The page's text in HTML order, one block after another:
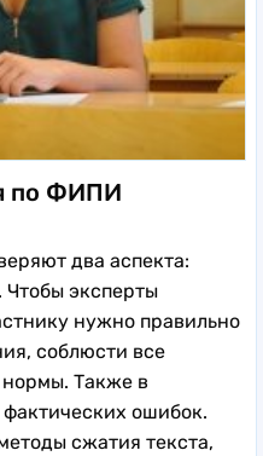
по ФИПИ
два аспекта:
Чтобы эксперты
нужно правильно
соблюсти все
Также в
ошибок.
сжатия текста,